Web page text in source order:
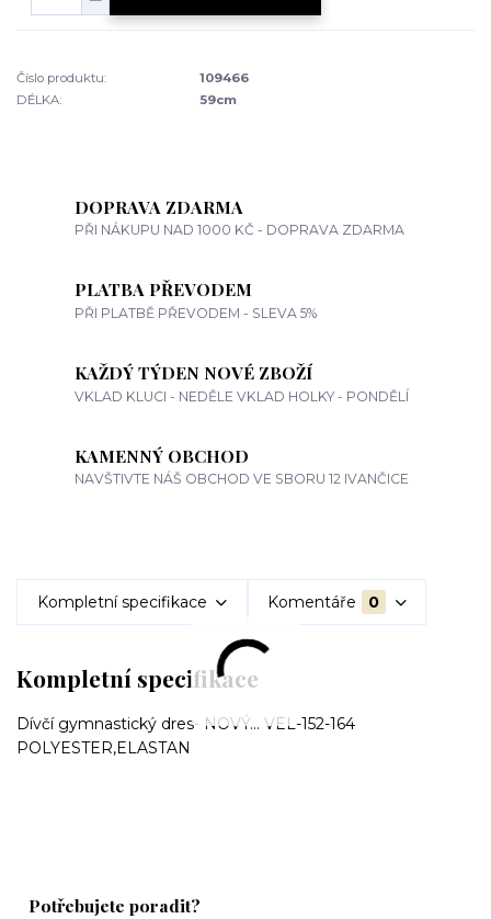
Číslo produktu:
109466
DÉLKA:
59cm
DOPRAVA ZDARMA
PŘI NÁKUPU NAD 1000 KČ - DOPRAVA ZDARMA
PLATBA PŘEVODEM
PŘI PLATBĚ PŘEVODEM - SLEVA 5%
KAŽDÝ TÝDEN NOVÉ ZBOŽÍ
VKLAD KLUCI - NEDĚLE VKLAD HOLKY - PONDĚLÍ
KAMENNÝ OBCHOD
NAVŠTIVTE NÁŠ OBCHOD VE SBORU 12 IVANČICE
Kompletní specifikace Komentáře 0
Kompletní specifikace
Dívčí gymnastický dres- NOVÝ... VEL-152-164
POLYESTER,ELASTAN
Potřebujete poradit?